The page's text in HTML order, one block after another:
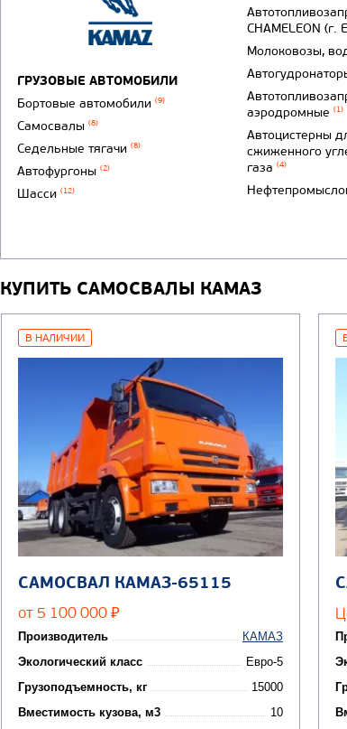
ГРУЗОВЫЕ АВТОМОБИЛИ
Бортовые автомобили (9)
Самосвалы (8)
Седельные тягачи (8)
Автофургоны (2)
Шасси (12)
CHAMELEON (г.
Молоковозы,
аэродромные (1)
Автоцистерны
сжиженного
газа (4)
КУПИТЬ САМОСВАЛЫ КАМАЗ
В НАЛИЧИИ
САМОСВАЛ КАМАЗ-65115
от 5 100 000 ₽
Производитель
КАМАЗ
Экологический класс
Евро-5
Грузоподъемность, кг
15000
Вместимость кузова, м3
10